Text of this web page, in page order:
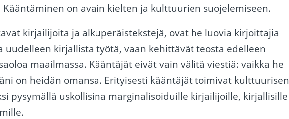
on avain kielten ja kulttuurien suojelemiseen.
kirjailijoita ja alkuperäistekstejä, ovat he luovia kirjoittajia
uudelleen kirjallista työtä, vaan kehittävät teosta edelleen
maailmassa. Kääntäjät eivät vain välitä viestiä: vaikka he
on heidän omansa. Erityisesti kääntäjät toimivat kulttuurisen
pysymällä uskollisina marginalisoiduille kirjailijoille, kirjallisille